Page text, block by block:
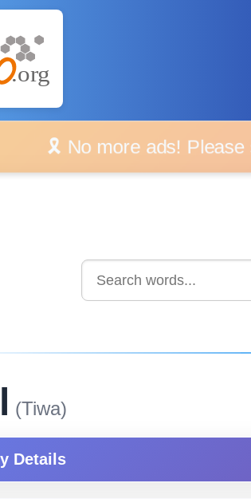
🎗️ No more ads! Please
(Tiwa)
Details